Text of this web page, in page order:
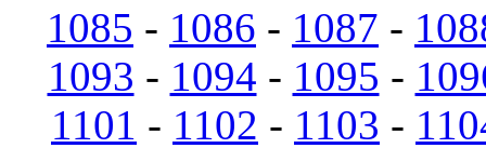
1085 - 1086 - 1087 -
1093 - 1094 - 1095 -
1101 - 1102 - 1103 -